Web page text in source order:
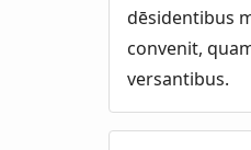
dēsidentibus
convenit,
versantibus.